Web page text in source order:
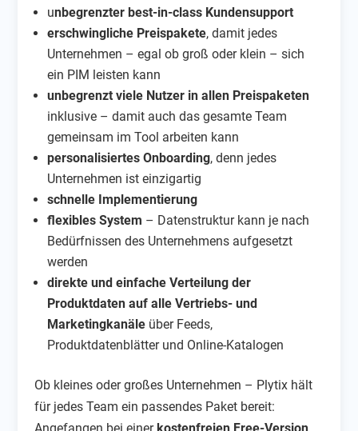
unbegrenzter best-in-class Kundensupport
erschwingliche Preispakete, damit jedes
Unternehmen – egal ob groß oder klein – sich
ein PIM leisten kann
unbegrenzt viele Nutzer in allen Preispaketen
inklusive – damit auch das gesamte Team
gemeinsam im Tool arbeiten kann
personalisiertes Onboarding, denn jedes
Unternehmen ist einzigartig
schnelle Implementierung
flexibles System – Datenstruktur kann je nach
Bedürfnissen des Unternehmens aufgesetzt
werden
direkte und einfache Verteilung der
Produktdaten auf alle Vertriebs- und
Marketingkanäleüber Feeds,
Produktdatenblätter und Online-Katalogen
Ob kleines oder großes Unternehmen – Plytix hält
für jedes Team ein passendes Paket bereit:
Angefangen bei einerkostenfreien Free-Version